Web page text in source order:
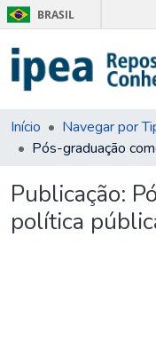
BRASIL
Início
Publicação:
política